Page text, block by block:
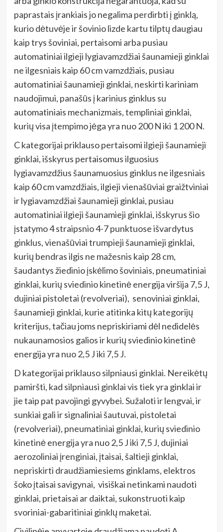
paprastais įrankiais jo negalima perdirbti į ginklą,
kurio dėtuvėje ir šovinio lizde kartu tilptų daugiau
kaip trys šoviniai, pertaisomi arba pusiau
automatiniai ilgieji lygiavamzdžiai šaunamieji ginklai
ne ilgesniais kaip 60 cm vamzdžiais, pusiau
automatiniai šaunamieji ginklai, neskirti kariniam
naudojimui, panašūs į karinius ginklus su
automatiniais mechanizmais, templiniai ginklai,
kurių visa įtempimo jėga yra nuo 200 N iki 1 200 N.
C kategorijai priklauso pertaisomi ilgieji šaunamieji
ginklai, išskyrus pertaisomus ilguosius
lygiavamzdžius šaunamuosius ginklus ne ilgesniais
kaip 60 cm vamzdžiais, ilgieji vienašūviai graižtviniai
ir lygiavamzdžiai šaunamieji ginklai, pusiau
automatiniai ilgieji šaunamieji ginklai, išskyrus šio
įstatymo 4 straipsnio 4-7 punktuose išvardytus
ginklus, vienašūviai trumpieji šaunamieji ginklai,
kurių bendras ilgis ne mažesnis kaip 28 cm,
šaudantys žiedinio įskėlimo šoviniais, pneumatiniai
ginklai, kurių sviedinio kinetinė energija viršija 7,5 J,
dujiniai pistoletai (revolveriai), senoviniai ginklai,
šaunamieji ginklai, kurie atitinka kitų kategorijų
kriterijus, tačiau joms nepriskiriami dėl nedidelės
nukaunamosios galios ir kurių sviedinio kinetinė
energija yra nuo 2,5 J iki 7,5 J.
D kategorijai priklauso silpniausi ginklai. Nereikėtų
pamiršti, kad silpniausi ginklai vis tiek yra ginklai ir
jie taip pat pavojingi gyvybei. Sužaloti ir lengvai, ir
sunkiai gali ir signaliniai šautuvai, pistoletai
(revolveriai), pneumatiniai ginklai, kurių sviedinio
kinetinė energija yra nuo 2,5 J iki 7,5 J, dujiniai
aerozoliniai įrenginiai, įtaisai, šaltieji ginklai,
nepriskirti draudžiamiesiems ginklams, elektros
šoko įtaisai savigynai, visiškai netinkami naudoti
ginklai, prietaisai ar daiktai, sukonstruoti kaip
svoriniai-gabaritiniai ginklų maketai.